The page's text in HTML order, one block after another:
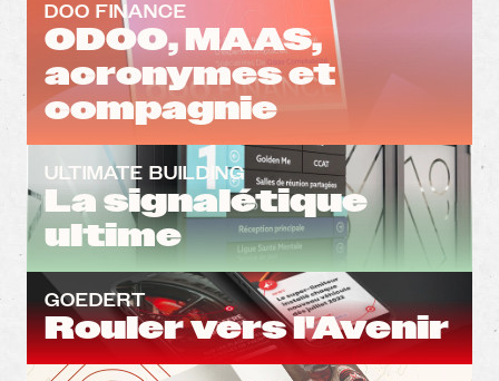
DOO FINANCE
ODOO, MAAS,
acronymes et
compagnie
ULTIMATE BUILDING
La signalétique
ultime
GOEDERT
Rouler vers l'Avenir